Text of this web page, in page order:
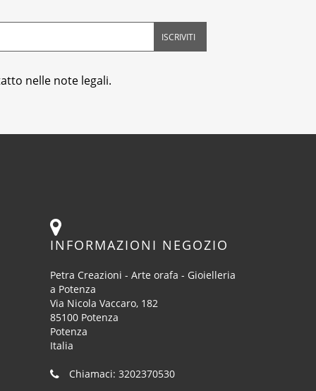
nelle note legali.
INFORMAZIONI NEGOZIO
Petra Creazioni - Arte orafa - Gioielleria
a Potenza
Via Nicola Vaccaro, 182
85100 Potenza
Potenza
Italia
Chiamaci: 3202370530